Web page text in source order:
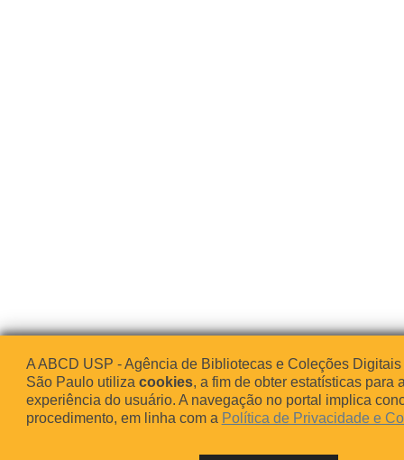
A ABCD USP - Agência de Bibliotecas e Coleções
São Paulo utiliza cookies, a fim de obter estatísticas para
experiência do usuário. A navegação no portal implica
procedimento, em linha com a Política de Privacidade e